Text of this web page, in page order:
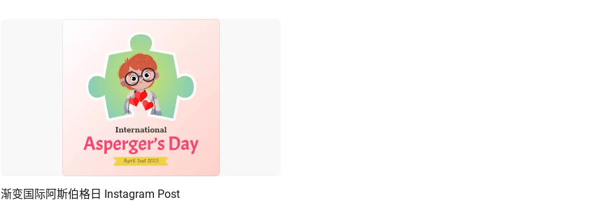
预览 编辑
渐变国际阿斯伯格日 Instagram Post